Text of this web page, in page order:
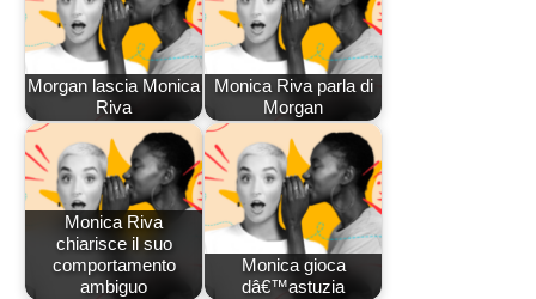
Morgan lascia Monica
Riva
Monica Riva parla di
Morgan
Monica Riva
chiarisce il suo
comportamento
ambiguo
Monica gioca
dâ€™astuzia